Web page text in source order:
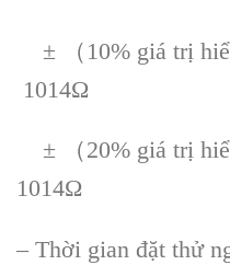
± （10% giá trị
1014Ω
± （20% giá trị
1014Ω
– Thời gian đặt thử